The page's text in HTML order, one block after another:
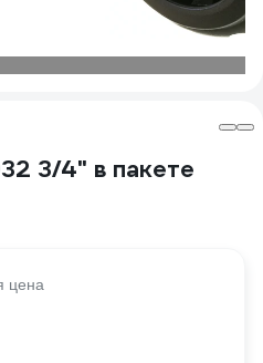
3/4" в пакете
цена